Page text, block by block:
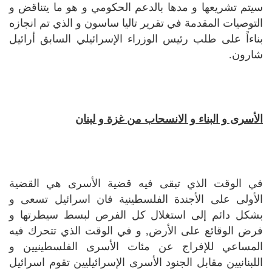
سيتم تشريعها و مدها بالدعم الحكومي و هو ما يتناقض و
التوصيات المقدمة في تقرير تاليا ساسون و الذي تم انجازه
بناءاً على طلب رئيس الوزراء الإسرائيلي السابق أرائيل
شارون.
الأسرى و البناء و الانسحاب من غزة و لبنان
في الوقت الذي تبقى فيه قضية الأسرى هي القضية
الأولى على الأجندة الفلسطينية فان اسرائيل تسعى و
بشكل دائم إلى استغلال كل الفرص لبسط سيطرتها و
فرض الوقائع على الأرض, و في الوقت الذي تتحرك فيه
المساعي للإفراج عن مئات الأسرى الفلسطينيين و
اللبنانيين مقابل الجنود الأسرى الإسرائيليين تقوم اسرائيل